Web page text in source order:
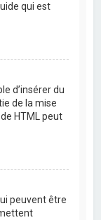
qui est
d’insérer du
de la mise
HTML peut
peuvent être